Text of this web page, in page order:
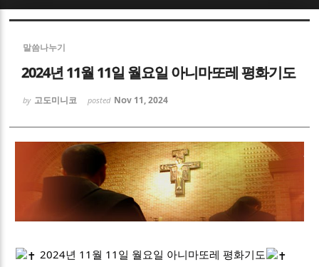
말씀나누기
2024년 11월 11일 월요일 아니마또레 평화기도
by 고도미니코 posted Nov 11, 2024
2024년 11월 11일 월요일 아니마또레 평화기도
Sketchbook5, 스케치북5
Sketchbook5, 스케치북5
Sketchbook5, 스케치북5
Sketchbook5, 스케치북5